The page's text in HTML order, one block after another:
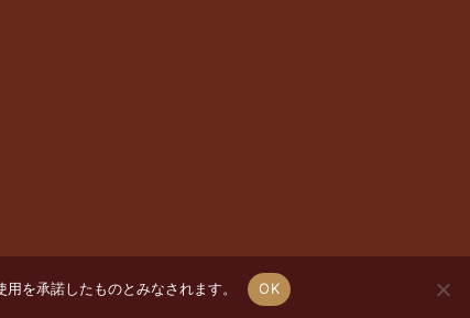
を承諾したものとみなされます。 OK